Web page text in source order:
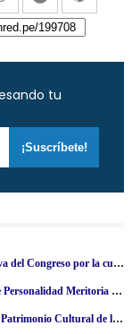
tu
R. L. Nº 012-2023-2024-CR.- Resolución Legislativa del Congreso por la cual el Congreso de la República resuelve archivar la acusación constitucional contra la miembro de la Junta Nacional de Justicia María Amabilia Zavala Valladares por infracción de los artículos 156, inciso 3, y 139, inciso 3, de la Constitución Política
R. M. Nº 000096-2024-MC.- Otorgan distinción de Personalidad Meritoria de la Cultura (Jesús Esteban Alvarado Gutiérrez)
R. VM. Nº 000063-2024-VMPCIC/MC.- Declaran Patrimonio Cultural de la Nación cincuenta bienes muebles repatriados de la República Federal de Alemania